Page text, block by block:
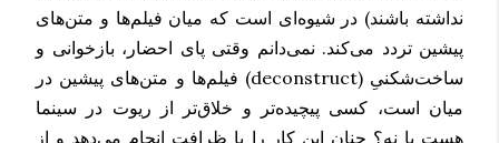
نداشته باشند) در شیوه‌ای است که میان فیلم‌ها و متن‌های
پیشین تردد می‌کند. نمی‌دانم وقتی پای احضار، بازخوانی و
ساخت‌شکنیِ (deconstruct) فیلم‌ها و متن‌های پیشین در
میان است، کسی پیچیده‌تر و خلاق‌تر از ریوت در سینما
هست یا نه؟ چنان این کار را با ظرافت انجام می‌دهد و از